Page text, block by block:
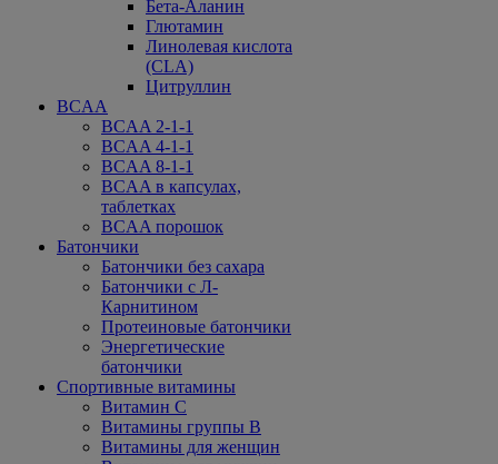
Бета-Аланин
Глютамин
Линолевая кислота
(CLA)
Цитруллин
BCAA
BCAA 2-1-1
BCAA 4-1-1
BCAA 8-1-1
BCAA в капсулах,
таблетках
BCAA порошок
Батончики
Батончики без сахара
Батончики с Л-
Карнитином
Протеиновые батончики
Энергетические
батончики
Спортивные витамины
Витамин С
Витамины группы В
Витамины для женщин